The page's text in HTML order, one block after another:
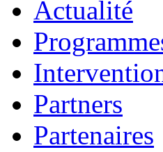
Actualité
Partners
Partenaires